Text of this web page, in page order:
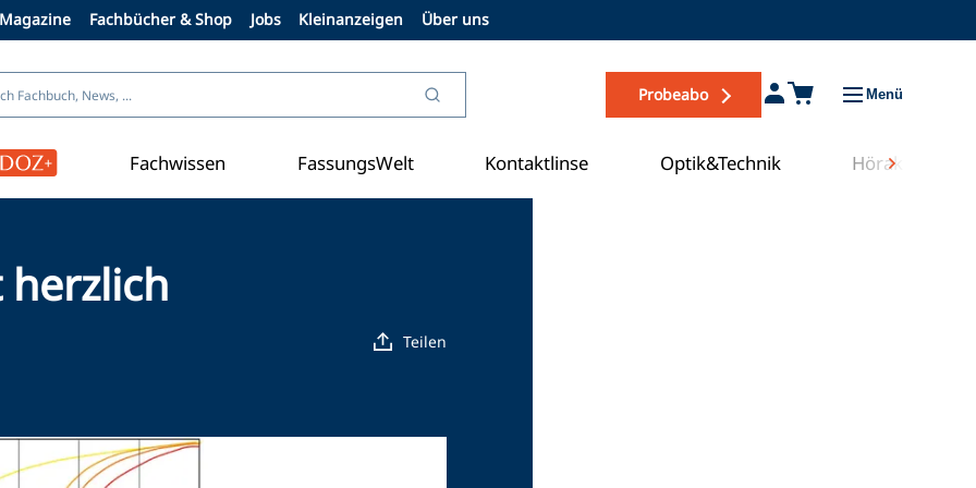
Fachbücher & Shop Jobs Kleinanzeigen Über uns
Probeabo Menü
Fachwissen FassungsWelt Kontaktlinse Optik&Technik Hörakustik
Teilen